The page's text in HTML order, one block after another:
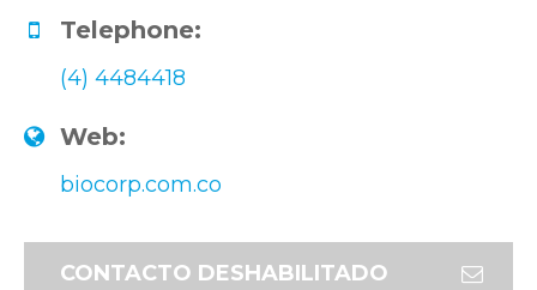
Telephone:
(4) 4484418
Web:
biocorp.com.co
CONTACTO DESHABILITADO